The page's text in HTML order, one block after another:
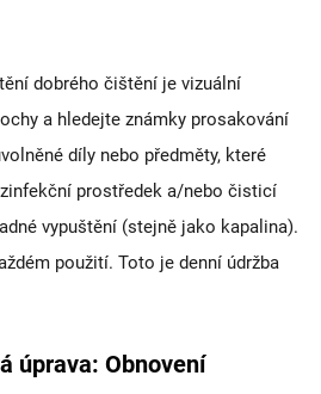
dobrého čištění je vizuální
a hledejte známky prosakování
díly nebo předměty, které
prostředek a/nebo čisticí
vypuštění (stejně jako kapalina).
použití. Toto je denní údržba
úprava: Obnovení